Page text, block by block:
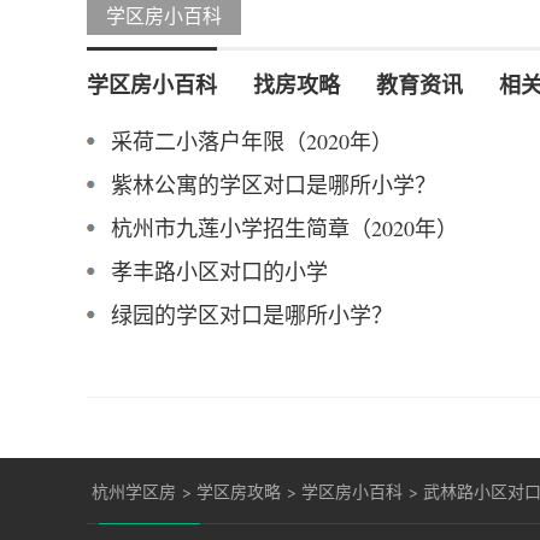
学区房小百科
学区房小百科 找房攻略 教育资讯 相
采荷二小落户年限（2020年）
紫林公寓的学区对口是哪所小学？
杭州市九莲小学招生简章（2020年）
孝丰路小区对口的小学
绿园的学区对口是哪所小学？
杭州学区房 > 学区房攻略 > 学区房小百科 > 武林路小区对